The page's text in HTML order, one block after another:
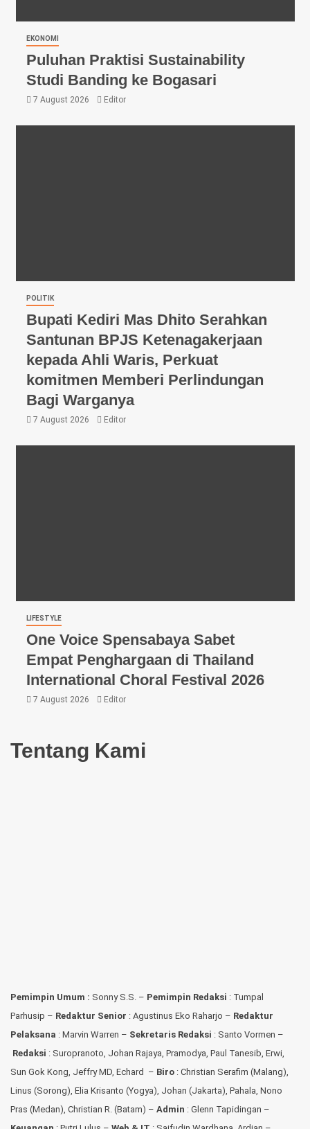
EKONOMI
Puluhan Praktisi Sustainability
Studi Banding ke Bogasari
7 August 2026 Editor
POLITIK
Bupati Kediri Mas Dhito Serahkan
Santunan BPJS Ketenagakerjaan
kepada Ahli Waris, Perkuat
komitmen Memberi Perlindungan
Bagi Warganya
7 August 2026 Editor
LIFESTYLE
One Voice Spensabaya Sabet
Empat Penghargaan di Thailand
International Choral Festival 2026
7 August 2026 Editor
Tentang Kami
Pemimpin Umum : Sonny S.S. – Pemimpin Redaksi : Tumpal
Parhusip – Redaktur Senior : Agustinus Eko Raharjo – Redaktur
Pelaksana : Marvin Warren – Sekretaris Redaksi : Santo Vormen –
Redaksi : Suropranoto, Johan Rajaya, Pramodya, Paul Tanesib, Erwi,
Sun Gok Kong, Jeffry MD, Echard – Biro : Christian Serafim (Malang),
Linus (Sorong), Elia Krisanto (Yogya), Johan (Jakarta), Pahala, Nono
Pras (Medan), Christian R. (Batam) – Admin : Glenn Tapidingan –